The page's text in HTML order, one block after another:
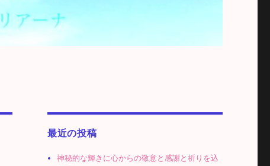
最近の投稿
神秘的な輝きに心からの敬意と感謝と祈りを込